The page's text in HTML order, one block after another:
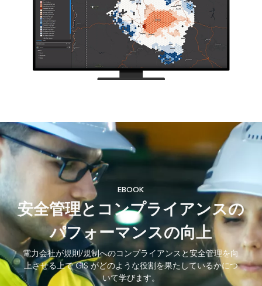
EBOOK
安全管理とコンプライアンスの
パフォーマンスの向上
電力会社が規則/規制へのコンプライアンスと安全管理を向
上させる上で GIS がどのような役割を果たしているかにつ
いて学びます。